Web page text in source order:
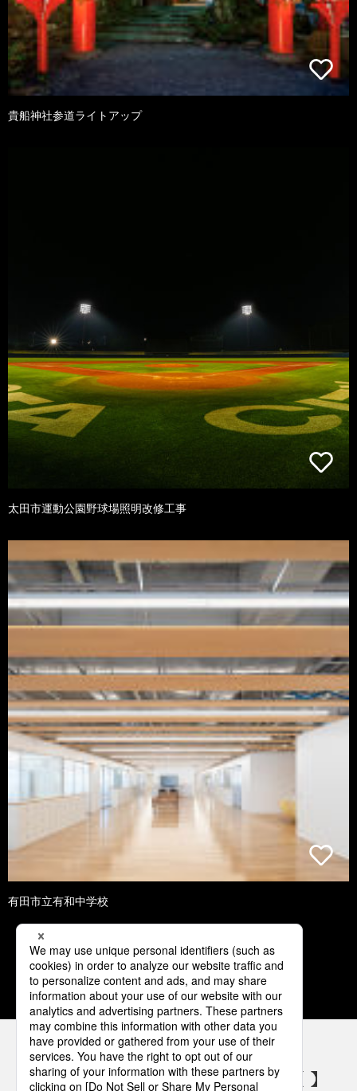
貴船神社参道ライトアップ
太田市運動公園野球場照明改修工事
有田市立有和中学校
1 2 3 4 5
パナソニックの電気設備 SNSアカウント